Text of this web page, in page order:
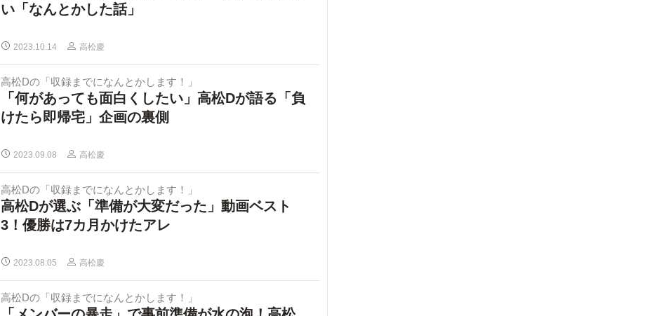
い「なんとかした話」
2023.10.14 高松慶
高松Dの「収録までになんとかします！」
「何があっても面白くしたい」高松Dが語る「負
けたら即帰宅」企画の裏側
2023.09.08 高松慶
高松Dの「収録までになんとかします！」
高松Dが選ぶ「準備が大変だった」動画ベスト
3！優勝は7カ月かけたアレ
2023.08.05 高松慶
高松Dの「収録までになんとかします！」